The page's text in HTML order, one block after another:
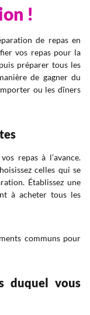
!
de repas en
vos repas pour la
préparer tous les
de gagner du
ou les dîners
repas à l’avance.
celles qui se
Établissez une
à acheter tous les
communs pour
duquel vous